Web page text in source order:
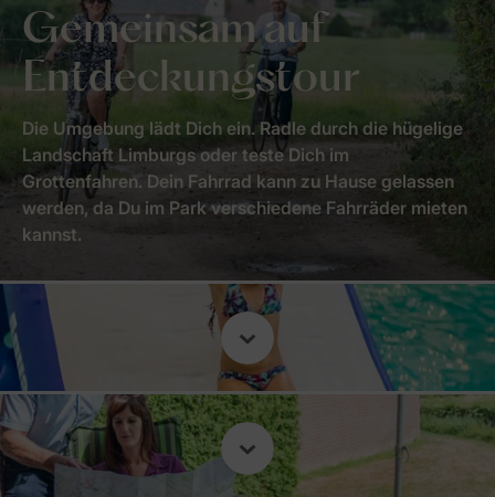
Gemeinsam auf
Entdeckungstour
Die Umgebung lädt Dich ein. Radle durch die hügelige
Landschaft Limburgs oder teste Dich im
Grottenfahren. Dein Fahrrad kann zu Hause gelassen
werden, da Du im Park verschiedene Fahrräder mieten
kannst.